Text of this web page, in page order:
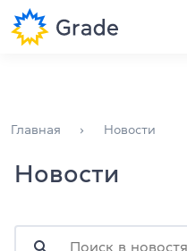
В Украине прошли
детали и анонс
Курсы английского
Обучение для
Английский для компаний
Главная Новости
Новости